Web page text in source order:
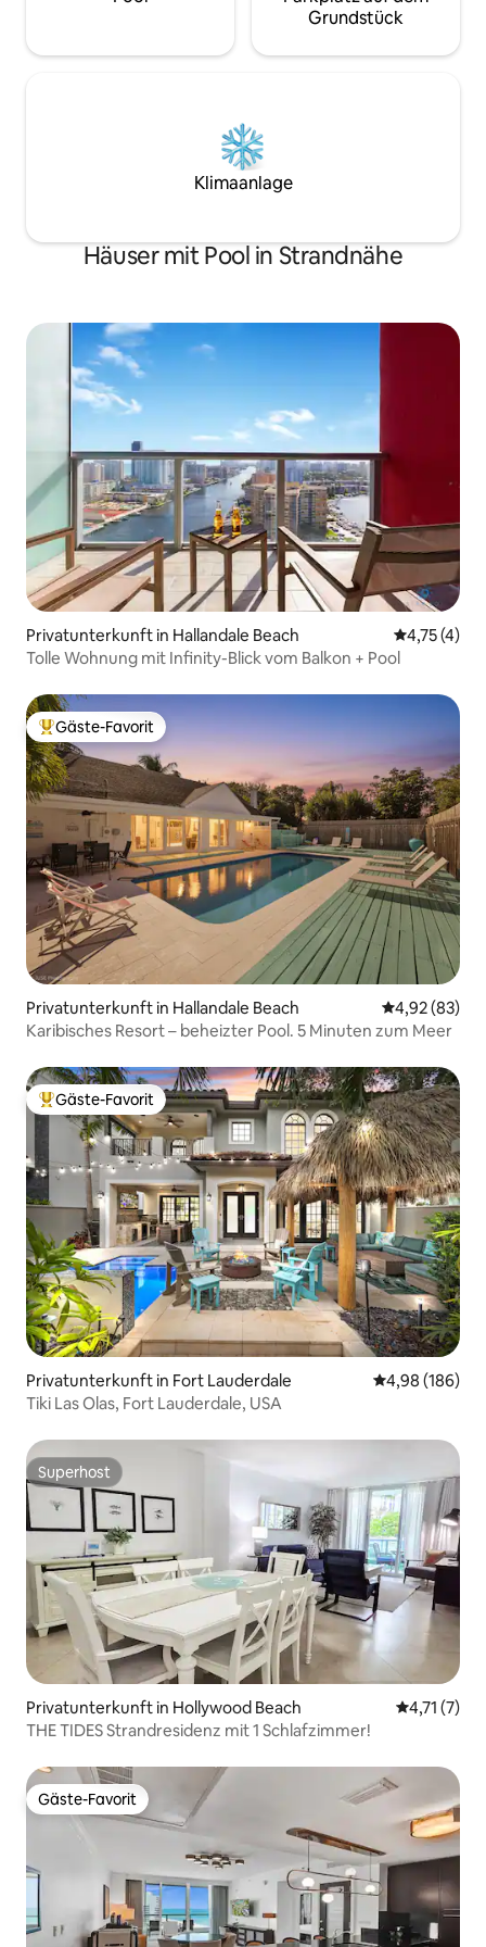
Grundstück
Klimaanlage
Häuser mit Pool in Strandnähe
Privatunterkunft in Hallandale Beach
4,75 (4)
Tolle Wohnung mit Infinity-Blick vom Balkon + Pool
Beliebter Gäste-Favorit.
Gäste-Favorit
Privatunterkunft in Hallandale Beach
4,92 (83)
Karibisches Resort – beheizter Pool. 5 Minuten zum Meer
Beliebter Gäste-Favorit.
Gäste-Favorit
Privatunterkunft in Fort Lauderdale
4,98 (186)
Tiki Las Olas, Fort Lauderdale, USA
Superhost
Superhost
Privatunterkunft in Hollywood Beach
4,71 (7)
THE TIDES Strandresidenz mit 1 Schlafzimmer!
Gäste-Favorit
Gäste-Favorit